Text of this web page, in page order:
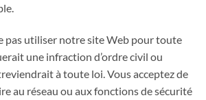
pas utiliser notre site Web pour toute
une infraction d’ordre civil ou
à toute loi. Vous acceptez de
au réseau ou aux fonctions de sécurité